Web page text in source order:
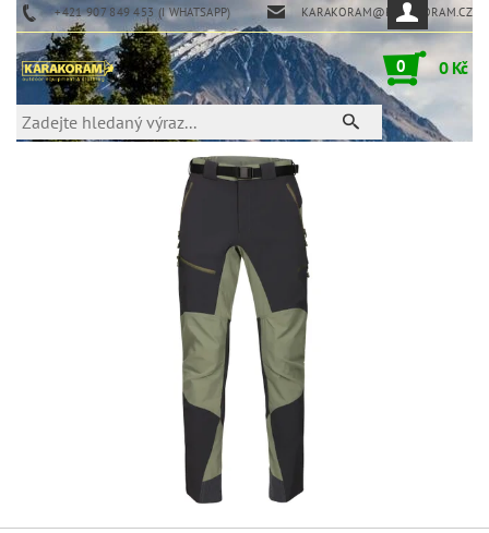
+421 907 849 453 (I WHATSAPP) KARAKORAM@KARAKORAM.CZ
0 0 Kč